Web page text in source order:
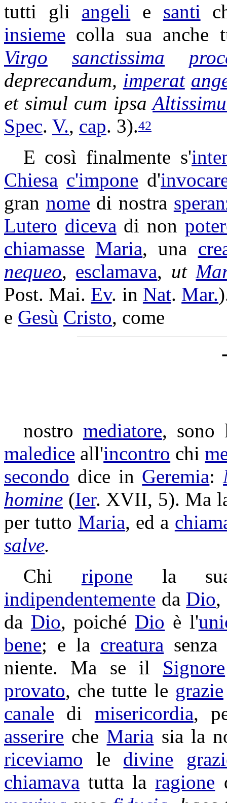
tutti gli angeli e santi
insieme colla sua
Virgo
sanctissima
deprecandum, imperat
et simul cum ipsa
Spec. V., cap. 3).42
E così finalmente s'
Chiesa c'impone d'
gran nome di nostra
Lutero diceva di non
chiamasse Maria, una
nequeo, esclamava, ut
Post. Mai. Ev. in Nat. Mar.
e Gesù Cristo, come
nostro mediatore,
maledice all'incontro chi
secondo dice in Geremia:
homine (Ier. XVII, 5). Ma
per tutto Maria, ed a
salve.
Chi ripone la
indipendentemente da Dio,
da Dio, poiché Dio è l'
bene; e la creatura
niente. Ma se il Signore
provato, che tutte le grazie
canale di misericordia,
asserire che Maria sia la
riceviamo le divine
chiamava tutta laragione